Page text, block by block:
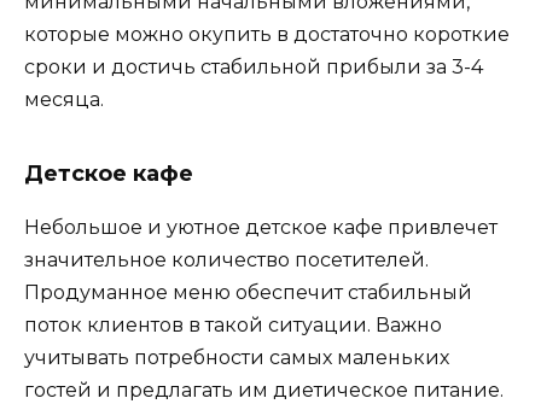
которые можно окупить в достаточно короткие
сроки и достичь стабильной прибыли за 3-4
месяца.
Детское кафе
Небольшое и уютное детское кафе привлечет
значительное количество посетителей.
Продуманное меню обеспечит стабильный
поток клиентов в такой ситуации. Важно
учитывать потребности самых маленьких
гостей и предлагать им диетическое питание.